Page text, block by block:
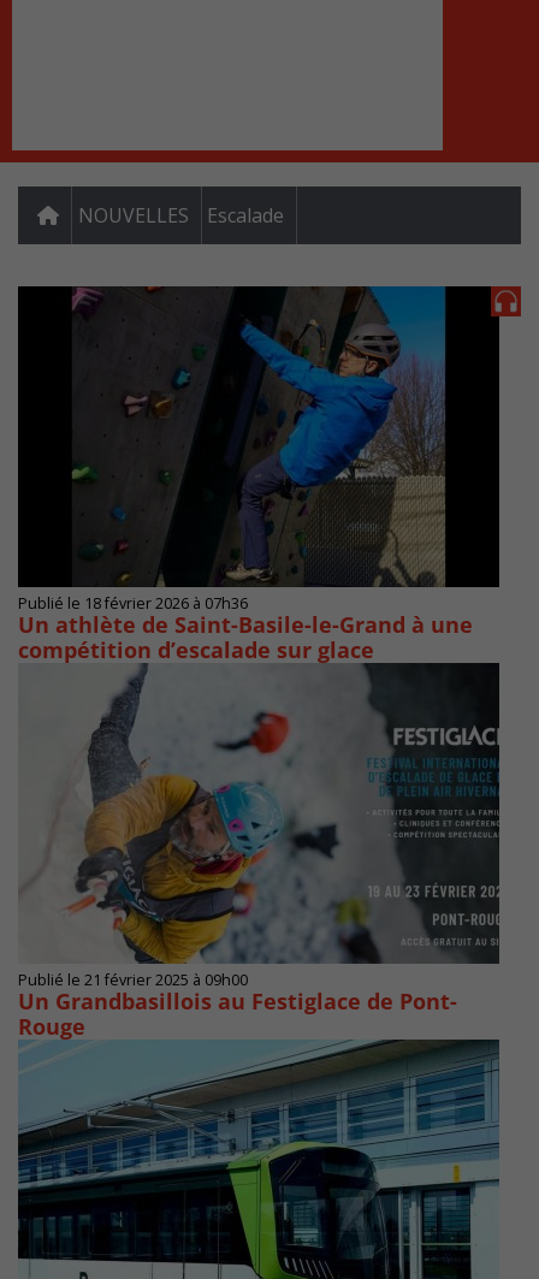
NOUVELLES Escalade
Publié le 18 février 2026 à 07h36
Un athlète de Saint-Basile-le-Grand à une
compétition d’escalade sur glace
Publié le 21 février 2025 à 09h00
Un Grandbasillois au Festiglace de Pont-
Rouge